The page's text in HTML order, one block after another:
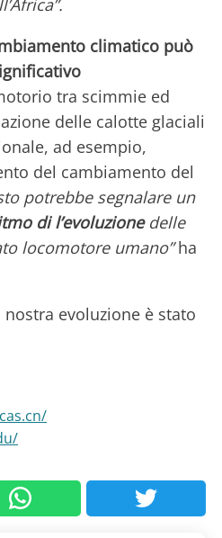
climatico può
tra scimmie ed
delle calotte glaciali
ad esempio,
del cambiamento del
potrebbe segnalare un
di l’evoluzionedelle
locomotore umano”ha
evoluzione è stato